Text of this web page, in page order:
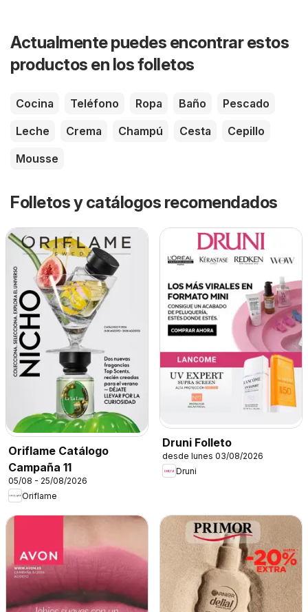
Actualmente puedes encontrar estos
productos en los folletos
Cocina Teléfono Ropa Baño
Pescado
Leche
Crema Champú Cesta
Cepillo
Mousse
Folletos y catálogos recomendados
Oriflame Catálogo
Campaña 11
05/08 - 25/08/2026
Oriflame
Druni Folleto
desde lunes 03/08/2026
Druni